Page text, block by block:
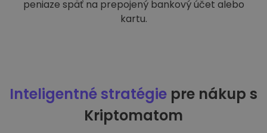
peniaze späť na prepojený bankový účet alebo
kartu.
Inteligentné stratégie pre nákup s
Kriptomatom